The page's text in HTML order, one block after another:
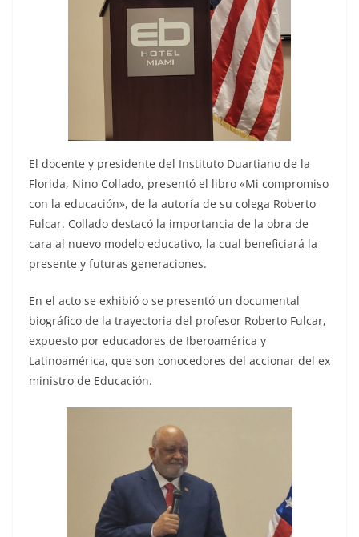
El docente y presidente del Instituto Duartiano de la
Florida, Nino Collado, presentó el libro «Mi compromiso
con la educación», de la autoría de su colega Roberto
Fulcar. Collado destacó la importancia de la obra de
cara al nuevo modelo educativo, la cual beneficiará la
presente y futuras generaciones.
En el acto se exhibió o se presentó un documental
biográfico de la trayectoria del profesor Roberto Fulcar,
expuesto por educadores de Iberoamérica y
Latinoamérica, que son conocedores del accionar del ex
ministro de Educación.